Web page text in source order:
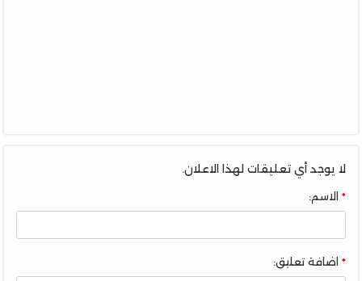
لا يوجد أي تعليقات لهذا الاعلان.
الاسم:
اضافة تعليق: